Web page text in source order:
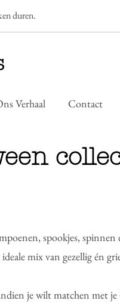
duren.
Verhaal Contact
spookjes, spinnen
mix van gezellig én
je wilt matchen met